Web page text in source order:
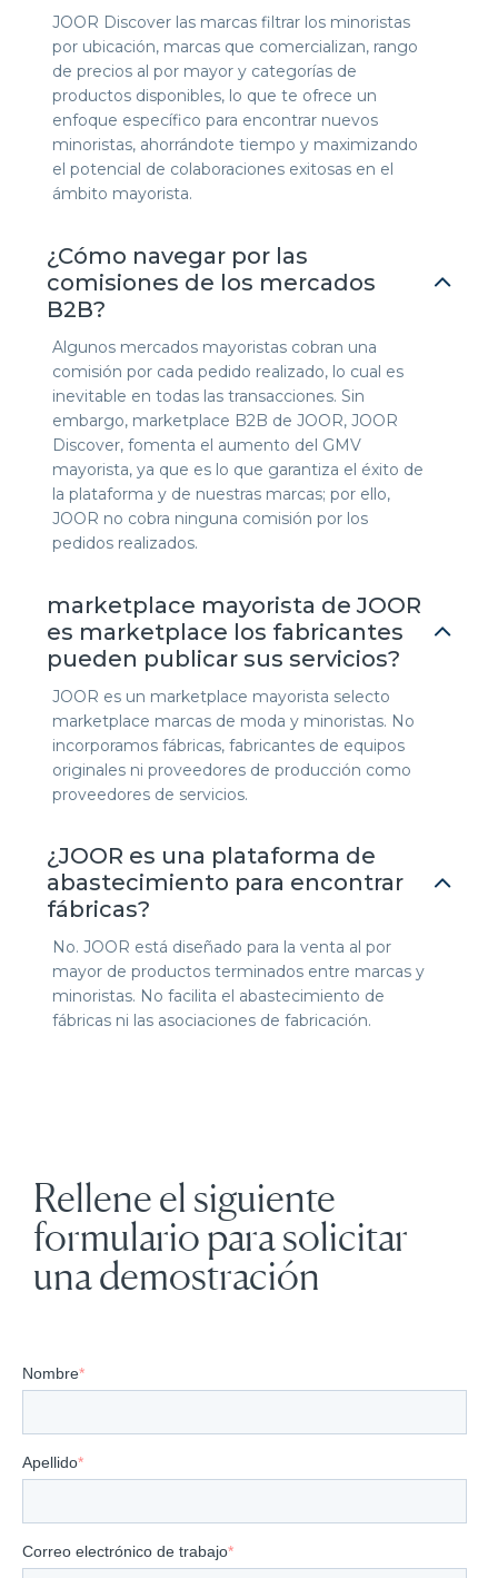
JOOR Discover las marcas filtrar los minoristas
por ubicación, marcas que comercializan, rango
de precios al por mayor y categorías de
productos disponibles, lo que te ofrece un
enfoque específico para encontrar nuevos
minoristas, ahorrándote tiempo y maximizando
el potencial de colaboraciones exitosas en el
ámbito mayorista.
¿Cómo navegar por las
comisiones de los mercados
B2B?
Algunos mercados mayoristas cobran una
comisión por cada pedido realizado, lo cual es
inevitable en todas las transacciones. Sin
embargo, marketplace B2B de JOOR, JOOR
Discover, fomenta el aumento del GMV
mayorista, ya que es lo que garantiza el éxito de
la plataforma y de nuestras marcas; por ello,
JOOR no cobra ninguna comisión por los
pedidos realizados.
marketplace mayorista de JOOR
es marketplace los fabricantes
pueden publicar sus servicios?
JOOR es un marketplace mayorista selecto
marketplace marcas de moda y minoristas. No
incorporamos fábricas, fabricantes de equipos
originales ni proveedores de producción como
proveedores de servicios.
¿JOOR es una plataforma de
abastecimiento para encontrar
fábricas?
No. JOOR está diseñado para la venta al por
mayor de productos terminados entre marcas y
minoristas. No facilita el abastecimiento de
fábricas ni las asociaciones de fabricación.
Rellene el siguiente
formulario para solicitar
una demostración
Nombre*
Apellido*
Correo electrónico de trabajo*